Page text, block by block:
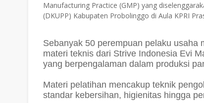
Manufacturing Practice (GMP) yang
(DKUPP) Kabupaten Probolinggo di Aula KPRI
Sebanyak 50 perempuan pelaku usaha
materi teknis dari Strive Indonesia Evi
yang berpengalaman dalam produksi
Materi pelatihan mencakup teknik
standar kebersihan, higienitas hingga